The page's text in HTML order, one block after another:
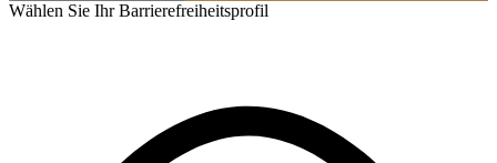
Wählen Sie Ihr Barrierefreiheitsprofil